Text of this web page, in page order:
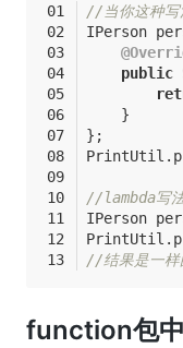
//当你这种写
IPerson
public
    }
};
//lambda写
IPerson
//结果是一
function包